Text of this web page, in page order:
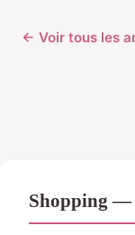
← Voir tous les
Shopping —